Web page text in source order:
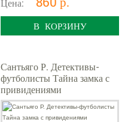
Цена:
В КОРЗИНУ
Сантьяго Р. Детективы-
футболисты Тайна замка с
привидениями